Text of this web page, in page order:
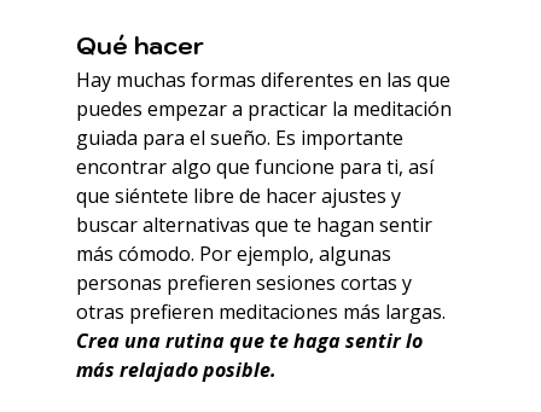
Qué hacer
Hay muchas formas diferentes en las que
puedes empezar a practicar la meditación
guiada para el sueño. Es importante
encontrar algo que funcione para ti, así
que siéntete libre de hacer ajustes y
buscar alternativas que te hagan sentir
más cómodo. Por ejemplo, algunas
personas prefieren sesiones cortas y
otras prefieren meditaciones más largas.
Crea una rutina que te haga sentir lo
más relajado posible.